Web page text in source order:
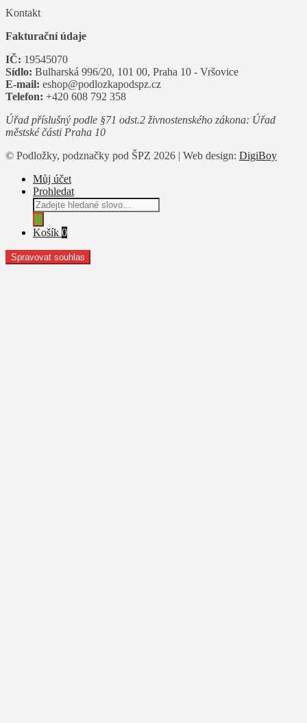
Kontakt
Fakturační údaje
IČ: 19545070
Sídlo: Bulharská 996/20, 101 00, Praha 10 - Vršovice
E-mail: eshop@podlozkapodspz.cz
Telefon: +420 608 792 358
Úřad příslušný podle §71 odst.2 živnostenského zákona: Úřad
městské části Praha 10
© Podložky, podznačky pod ŠPZ 2026 | Web design: DigiBoy
Můj účet
Prohledat
Products
search
Košík 0
Spravovat souhlas